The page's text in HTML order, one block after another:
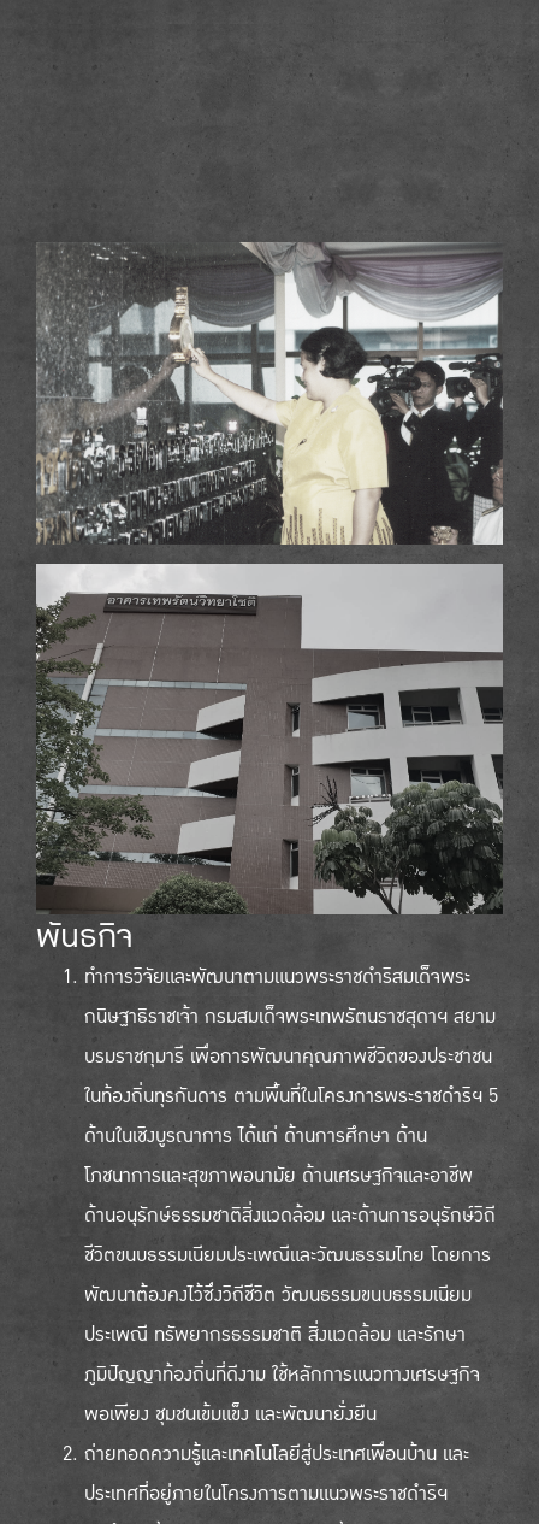
พันธกิจ
ทำการวิจัยและพัฒนาตามแนวพระราชดำริสมเด็จพระ
กนิษฐาธิราชเจ้า กรมสมเด็จพระเทพรัตนราชสุดาฯ สยาม
บรมราชกุมารี เพื่อการพัฒนาคุณภาพชีวิตของประชาชน
ในท้องถิ่นทุรกันดาร ตามพื้นที่ในโครงการพระราชดำริฯ 5
ด้านในเชิงบูรณาการ ได้แก่ ด้านการศึกษา ด้าน
โภชนาการและสุขภาพอนามัย ด้านเศรษฐกิจและอาชีพ
ด้านอนุรักษ์ธรรมชาติสิ่งแวดล้อม และด้านการอนุรักษ์วิถี
ชีวิตขนบธรรมเนียมประเพณีและวัฒนธรรมไทย โดยการ
พัฒนาต้องคงไว้ซึ่งวิถีชีวิต วัฒนธรรมขนบธรรมเนียม
ประเพณี ทรัพยากรธรรมชาติ สิ่งแวดล้อม และรักษา
ภูมิปัญญาท้องถิ่นที่ดีงาม ใช้หลักการแนวทางเศรษฐกิจ
พอเพียง ชุมชนเข้มแข็ง และพัฒนายั่งยืน
ถ่ายทอดความรู้และเทคโนโลยีสู่ประเทศเพื่อนบ้าน และ
ประเทศที่อยู่ภายในโครงการตามแนวพระราชดำริฯ